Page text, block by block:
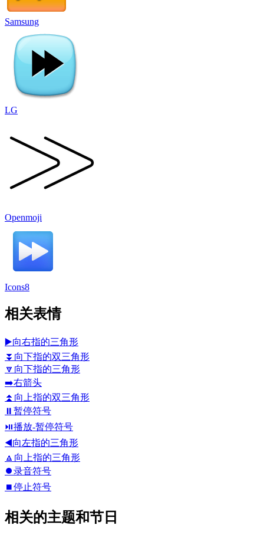
Samsung
LG
Openmoji
Icons8
相关表情
▶️向右指的三角形
⏬ 向下指的双三角形
🔽 向下指的三角形
➡️右箭头
⏫ 向上指的双三角形
⏸️ 暂停符号
⏯️播放-暂停符号
◀️向左指的三角形
🔼 向上指的三角形
⏺️录音符号
⏹️停止符号
相关的主题和节日